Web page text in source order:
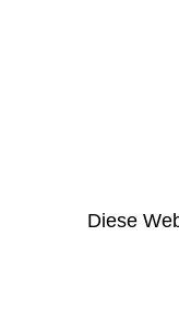
Diese